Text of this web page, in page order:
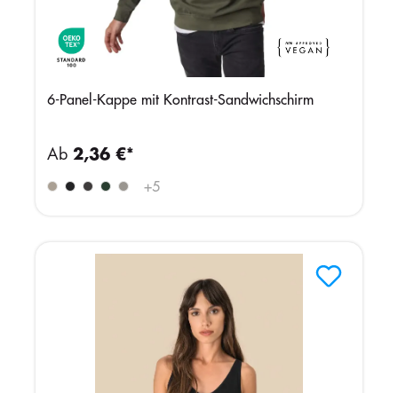
6-Panel-Kappe mit Kontrast-Sandwichschirm
+5
Ab 2,36 €*